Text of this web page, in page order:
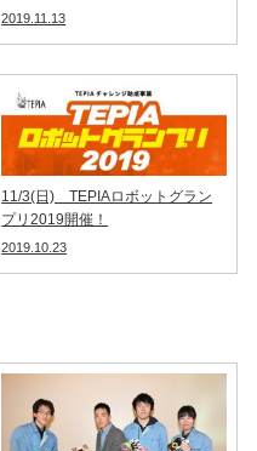
2019.11.13
11/3(日) TEPIAロボットグラン
プリ2019開催！
2019.10.23